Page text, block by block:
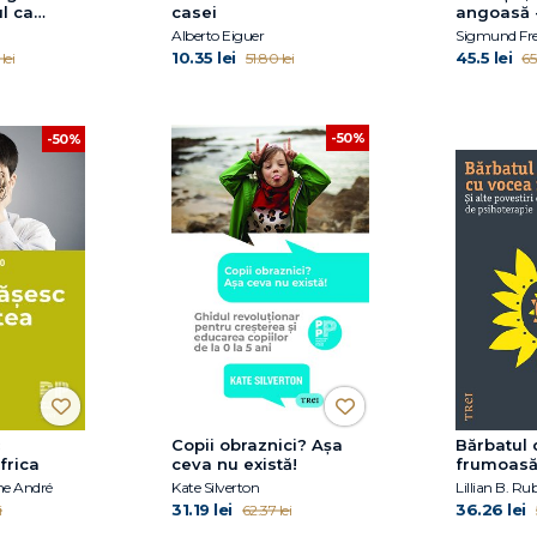
ca
și
casei
Alberto Eiguer
10.35 lei 51.80 lei
angoasă
Esenţiale,
Sigmund
45.5 lei
-50%
André
-50%
Copii obraznici? Așa
ceva nu există!
Kate Silverton
31.19 lei 62.37 lei
Bărbatul
povestiri
de
Lillian B.
36.26 lei